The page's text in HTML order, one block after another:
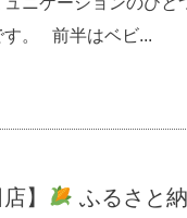
す。 前半はベビ...
】 ふるさと